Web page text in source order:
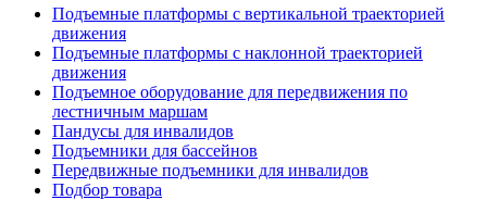
Подъемные платформы с вертикальной траекторией
движения
Подъемные платформы с наклонной траекторией
движения
Подъемное оборудование для передвижения по
лестничным маршам
Пандусы для инвалидов
Подъемники для бассейнов
Передвижные подъемники для инвалидов
Подбор товара